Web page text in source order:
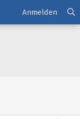
Anmelden